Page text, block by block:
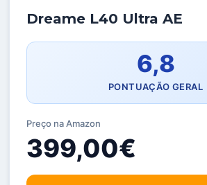
Dreame L40 Ultra AE
6,8
PONTUAÇÃO GERAL
Preço na Amazon
399,00€